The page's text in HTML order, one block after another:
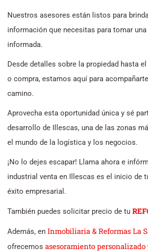
Nuestros asesores están listos para
información que necesitas para tomar
informada.
Desde detalles sobre la propiedad hasta
o compra, estamos aquí para
camino.
Aprovecha esta oportunidad única y sé
desarrollo de Illescas, una de las zonas
el mundo de la logística y los negocios.
¡No lo dejes escapar! Llama ahora e
industrial venta en Illescas es el inicio de
éxito empresarial.
También puedes solicitar precio de tu
Además, en Inmobiliaria & Reformas La
ofrecemos asesoramiento personalizado